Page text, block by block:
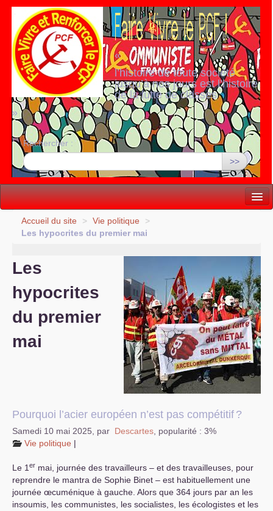
«
l’histoire de toute société
jusqu’à nos jours est l’histoire
de la lutte de classes
»
Rechercher :
>>
Vie politique
Internationale
S’organiser
Comprendre...
Vie du site
Accueil du site > Vie politique
>
Les hypocrites du premier mai
Les
hypocrites
du premier
mai
Pourquoi l’acier européen n’est pas compétitif ?
Samedi 10 mai 2025 par Descartes popularité : 3%
Vie politique |
Le 1 er mai, journée des travailleurs – et des travailleuses, pour
reprendre le mantra de Sophie Binet – est habituellement une
journée œcuménique à gauche. Alors que 364 jours par an les
insoumis, les communistes, les socialistes, les écologistes et les